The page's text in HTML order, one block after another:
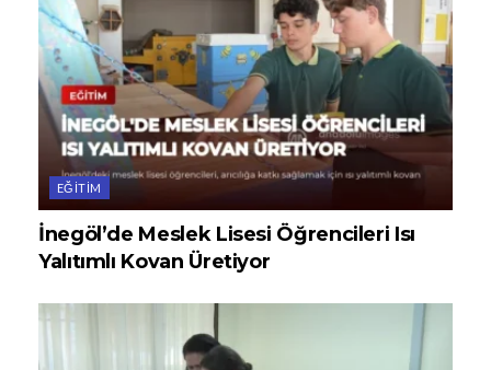
EĞITIM
İnegöl’de Meslek Lisesi Öğrencileri Isı
Yalıtımlı Kovan Üretiyor